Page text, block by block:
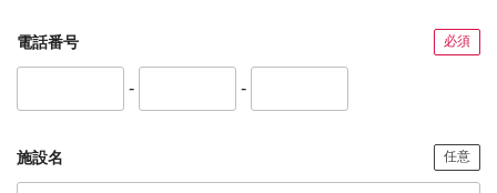
電話番号 必須
- -
施設名 任意